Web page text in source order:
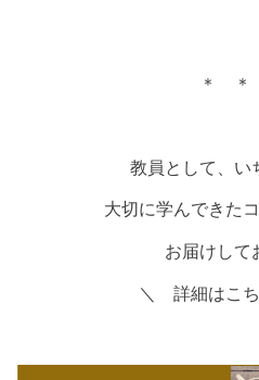
＊ ＊
教員として、い
大切に学んできた
お届けして
＼ 詳細はこ